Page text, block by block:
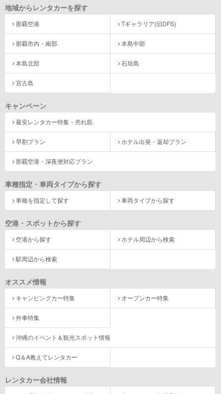
地域からレンタカーを探す
那覇空港 Tギャラリア(旧DFS)
那覇市内・南部 本島中部
本島北部 石垣島
宮古島
キャンペーン
最安レンタカー特集・売れ筋
早割プラン ホテル出発・返却プラン
那覇空港・深夜便対応プラン
車種指定・車両タイプから探す
車種を指定して探す 車両タイプから探す
空港・スポットから探す
空港から探す ホテル周辺から検索
駅周辺から検索
オススメ情報
キャンピングカー特集 オープンカー特集
外車特集
沖縄のイベント＆観光スポット情報
Q＆A教えてレンタカー
レンタカー会社情報